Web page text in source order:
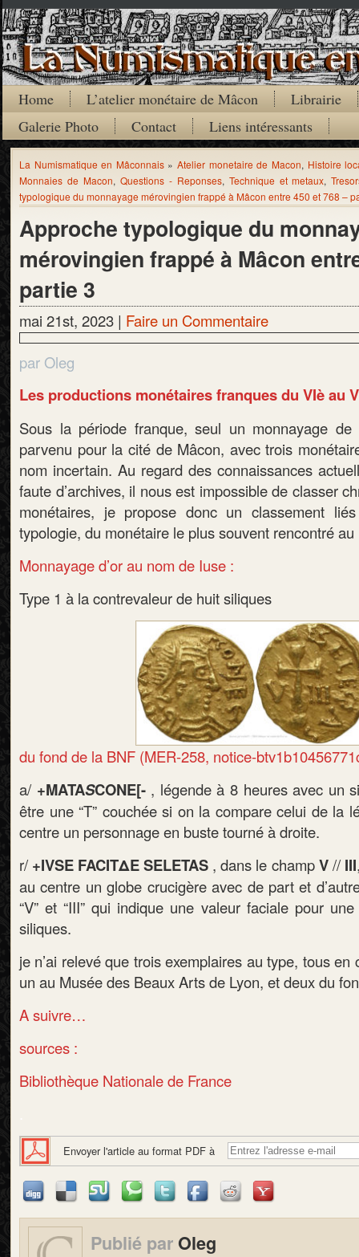
Home L’atelier monétaire de Mâcon
Librairie
Galerie Photo
Contact Liens intéressants
La Numismatique en Mâconnais»Atelier monetaire de Macon, Histoire
Monnaies de Macon, Questions - Reponses, Technique et metaux,
typologique du monnayage mérovingien frappé à Mâcon entre 450 et 768 –
Approche typologique du
mérovingien frappé à Mâcon
partie 3
mai 21st, 2023 | Faire un Commentaire
par Oleg
Les productions monétaires franques du VIè au
Sous la période franque, seul un monnayage de
parvenu pour la cité de Mâcon, avec trois
nom incertain. Au regard des connaissances
faute d’archives, il nous est impossible de classer
monétaires, je propose donc un classement
typologie, du monétaire le plus souvent rencontré
Monnayage d’or au nom de Iuse :
Type 1 à la contrevaleur de huit siliques
du fond de la BNF (MER-258, notice-
a/ +MATASCONE[-, légende à 8 heures avec un
être une “T” couchée si on la compare celui de la
centre un personnage en buste tourné à droite.
r/ +IVSE FACITΔE SELETAS , dans le champV// III
au centre un globe crucigère avec de part et
“V” et “III” qui indique une valeur faciale pour
siliques.
je n’ai relevé que trois exemplaires au type, tous en
un au Musée des Beaux Arts de Lyon, et deux du
A suivre…
sources :
Bibliothèque Nationale de France
Envoyer l'article au format PDF à
Publié par Oleg